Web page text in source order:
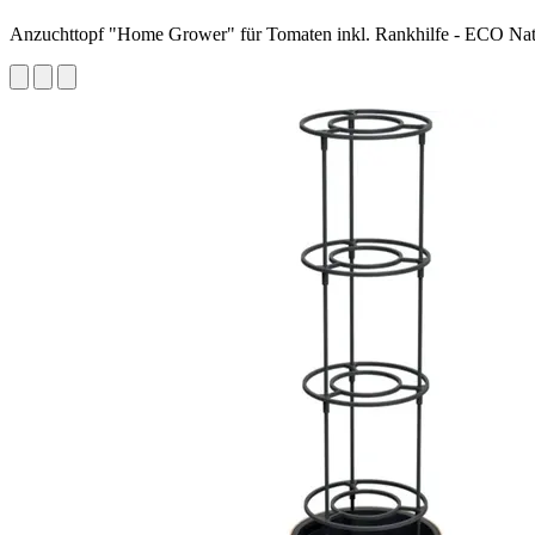
Anzuchttopf "Home Grower" für Tomaten inkl. Rankhilfe - ECO